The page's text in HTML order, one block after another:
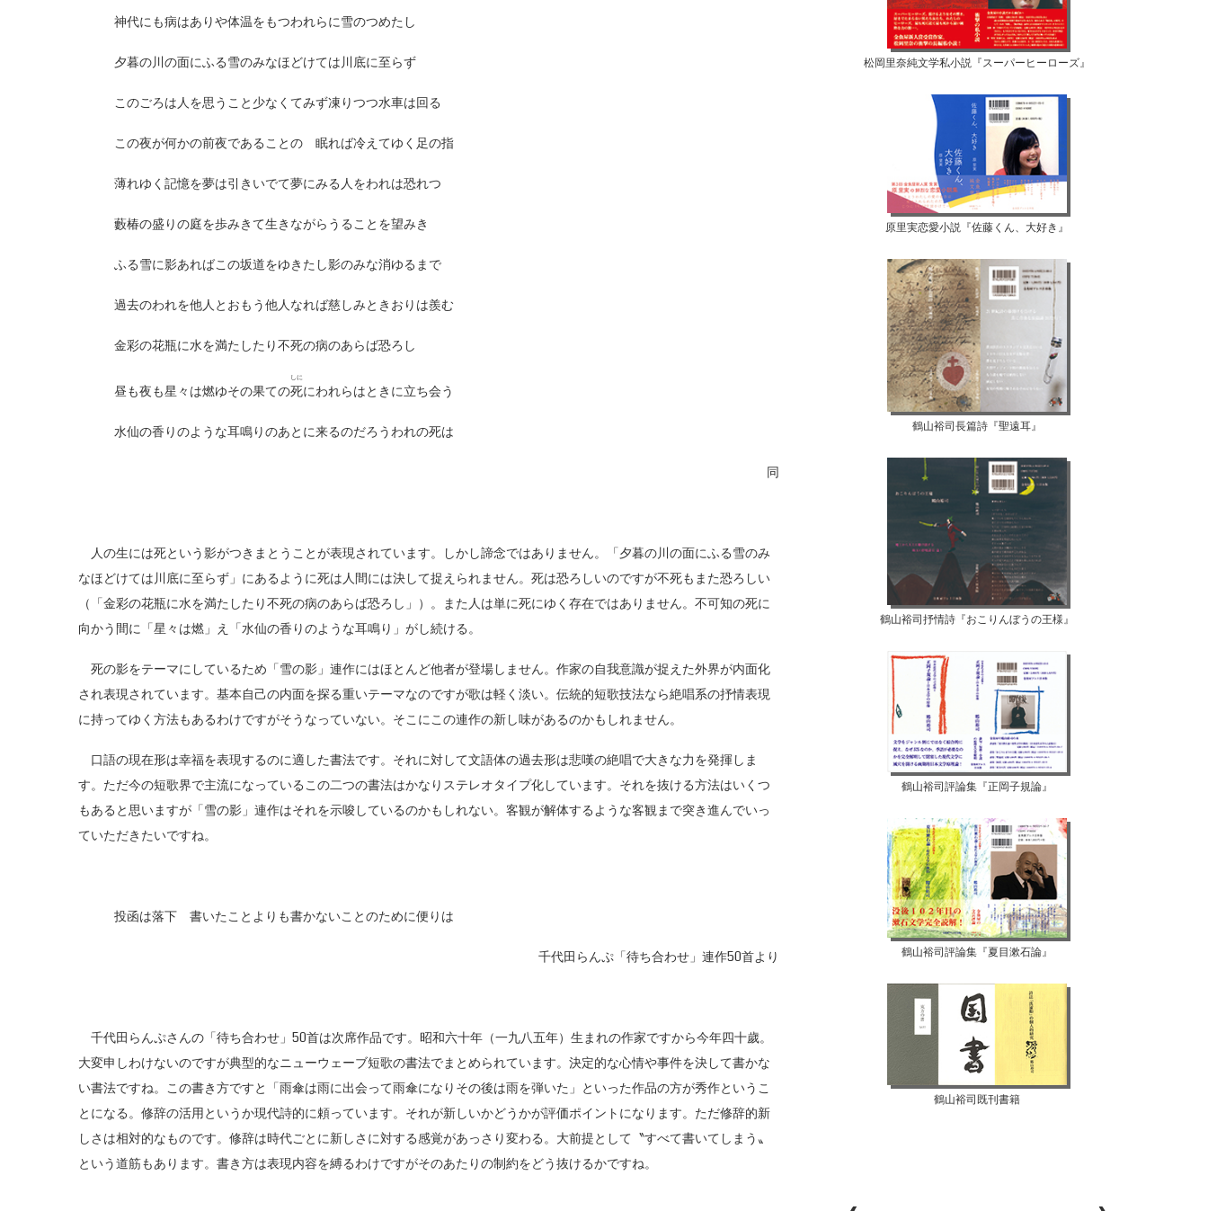
神代にも病はありや体温をもつわれらに雪のつめたし
夕暮の川の面にふる雪のみなほどけては川底に至らず
このごろは人を思うこと少なくてみず凍りつつ水車は回る
この夜が何かの前夜であることの 眠れば冷えてゆく足の指
薄れゆく記憶を夢は引きいでて夢にみる人をわれは恐れつ
藪椿の盛りの庭を歩みきて生きながらうることを望みき
ふる雪に影あればこの坂道をゆきたし影のみな消ゆるまで
過去のわれを他人とおもう他人なれば慈しみときおりは羨む
金彩の花瓶に水を満たしたり不死の病のあらば恐ろし
昼も夜も星々は燃ゆその果ての死
しに
にわれらはときに立ち会う
水仙の香りのような耳鳴りのあとに来るのだろうわれの死は
同
人の生には死という影がつきまとうことが表現されています。しかし諦念ではありません。「夕暮の川の面にふる雪のみ
なほどけては川底に至らず」にあるように死は人間には決して捉えられません。死は恐ろしいのですが不死もまた恐ろしい
（「金彩の花瓶に水を満たしたり不死の病のあらば恐ろし」）。また人は単に死にゆく存在ではありません。不可知の死に
向かう間に「星々は燃」え「水仙の香りのような耳鳴り」がし続ける。
死の影をテーマにしているため「雪の影」連作にはほとんど他者が登場しません。作家の自我意識が捉えた外界が内面化
され表現されています。基本自己の内面を探る重いテーマなのですが歌は軽く淡い。伝統的短歌技法なら絶唱系の抒情表現
に持ってゆく方法もあるわけですがそうなっていない。そこにこの連作の新し味があるのかもしれません。
口語の現在形は幸福を表現するのに適した書法です。それに対して文語体の過去形は悲嘆の絶唱で大きな力を発揮しま
す。ただ今の短歌界で主流になっているこの二つの書法はかなりステレオタイプ化しています。それを抜ける方法はいくつ
もあると思いますが「雪の影」連作はそれを示唆しているのかもしれない。客観が解体するような客観まで突き進んでいっ
ていただきたいですね。
投函は落下 書いたことよりも書かないことのために便りは
千代田らんぷ「待ち合わせ」連作50首より
千代田らんぷさんの「待ち合わせ」50首は次席作品です。昭和六十年（一九八五年）生まれの作家ですから今年四十歲。
大変申しわけないのですが典型的なニューウェーブ短歌の書法でまとめられています。決定的な心情や事件を決して書かな
い書法ですね。この書き方ですと「雨傘は雨に出会って雨傘になりその後は雨を弾いた」といった作品の方が秀作というこ
とになる。修辞の活用というか現代詩的に頼っています。それが新しいかどうかが評価ポイントになります。ただ修辞的新
しさは相対的なものです。修辞は時代ごとに新しさに対する感覚があっさり変わる。大前提として〝すべて書いてしまう〟
という道筋もあります。書き方は表現内容を縛るわけですがそのあたりの制約をどう抜けるかですね。
松岡里奈純文学私小説『スーパーヒーローズ』
原里実恋愛小説『佐藤くん、大好き』
鶴山裕司長篇詩『聖遠耳』
鶴山裕司抒情詩『おこりんぼうの王様』
鶴山裕司評論集『正岡子規論』
鶴山裕司評論集『夏目漱石論』
鶴山裕司既刊書籍